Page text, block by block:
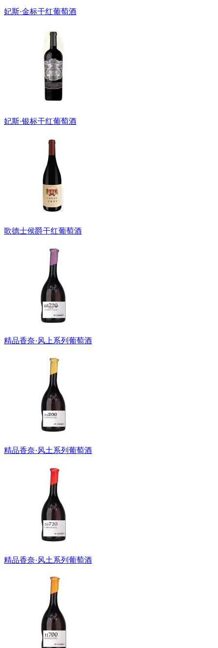
妃斯·金标干红葡萄酒
妃斯·银标干红葡萄酒
歌德士侯爵干红葡萄酒
精品香奈·风上系列葡萄酒
精品香奈·风土系列葡萄酒
精品香奈·风土系列葡萄酒